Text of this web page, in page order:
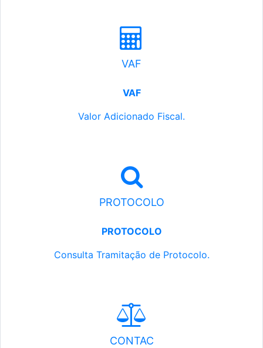
VAF
VAF
Valor Adicionado Fiscal.
PROTOCOLO
PROTOCOLO
Consulta Tramitação de Protocolo.
CONTAC